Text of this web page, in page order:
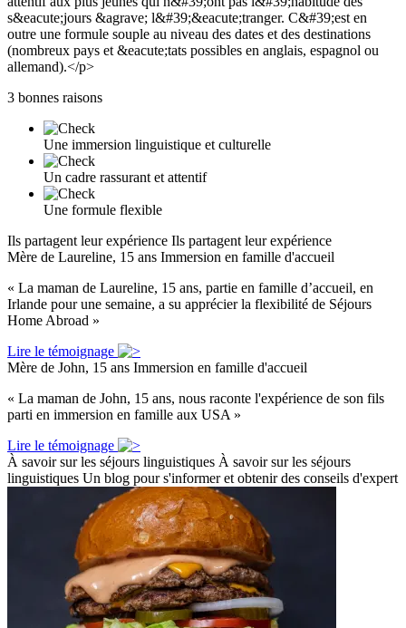
s&eacute;jours &agrave; l&#39;&eacute;tranger. C&#39;est en
outre une formule souple au niveau des dates et des destinations
(nombreux pays et &eacute;tats possibles en anglais, espagnol ou
allemand).</p>
3 bonnes raisons
Une immersion linguistique et culturelle
Un cadre rassurant et attentif
Une formule flexible
Ils partagent leur expérience Ils partagent leur expérience
Mère de Laureline, 15 ans Immersion en famille d'accueil
« La maman de Laureline, 15 ans, partie en famille d’accueil, en
Irlande pour une semaine, a su apprécier la flexibilité de Séjours
Home Abroad »
Lire le témoignage
Mère de John, 15 ans Immersion en famille d'accueil
« La maman de John, 15 ans, nous raconte l'expérience de son fils
parti en immersion en famille aux USA »
Lire le témoignage
À savoir sur les séjours linguistiques À savoir sur les séjours
linguistiques Un blog pour s'informer et obtenir des conseils d'expert